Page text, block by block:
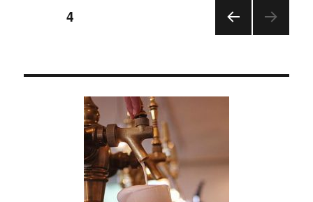
び
っ
く
り
～
＾
＾
に
の
ページ4